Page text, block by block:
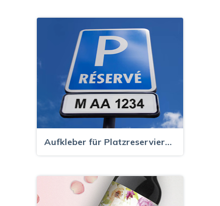
Aufkleber für Platzreservierung